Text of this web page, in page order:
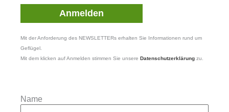
Mit der Anforderung des NEWSLETTERs erhalten Sie Informationen rund um
Geflügel.
Mit dem klicken auf Anmelden stimmen Sie unsere Datenschutzerklärung zu.
Name